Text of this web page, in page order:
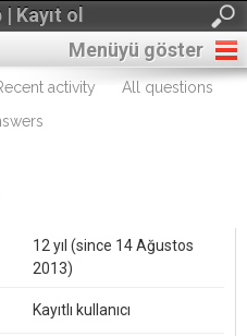
Kayıt ol
Menüyü göster
activity
All questions
12 yıl (since 14 Ağustos
2013)
Kayıtlı kullanıcı